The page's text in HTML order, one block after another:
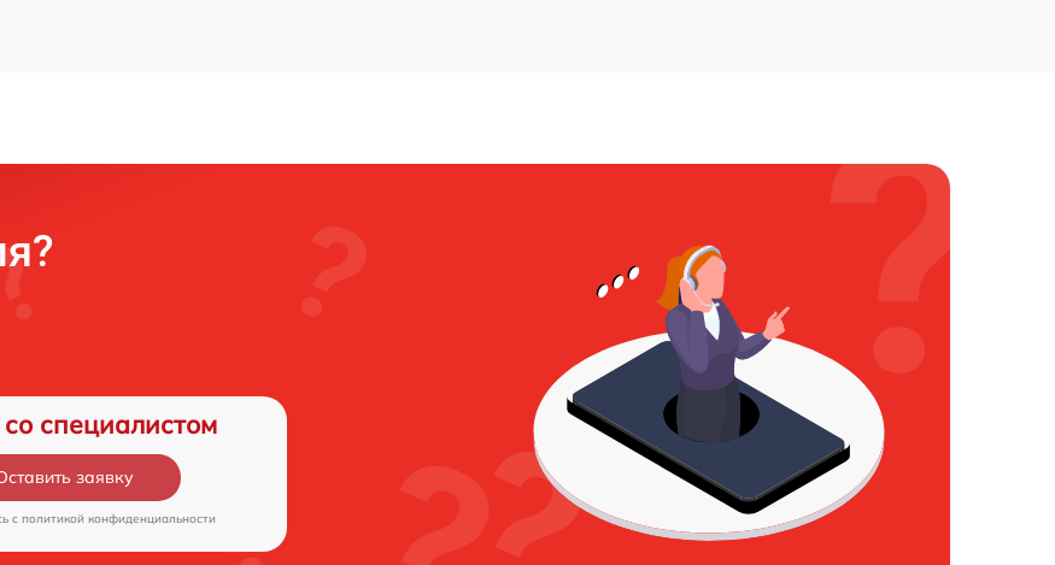
специалистом
заявку
c политикой конфиденциальности